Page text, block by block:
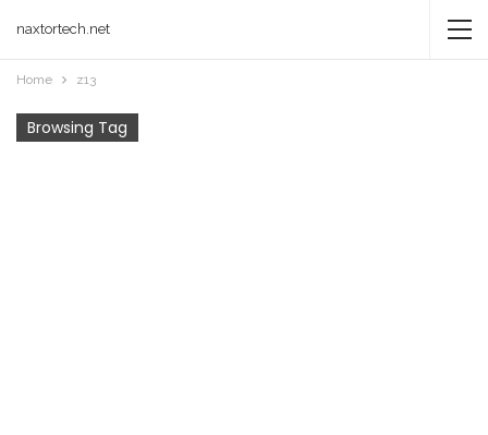
naxtortech.net
Home z13
Browsing Tag